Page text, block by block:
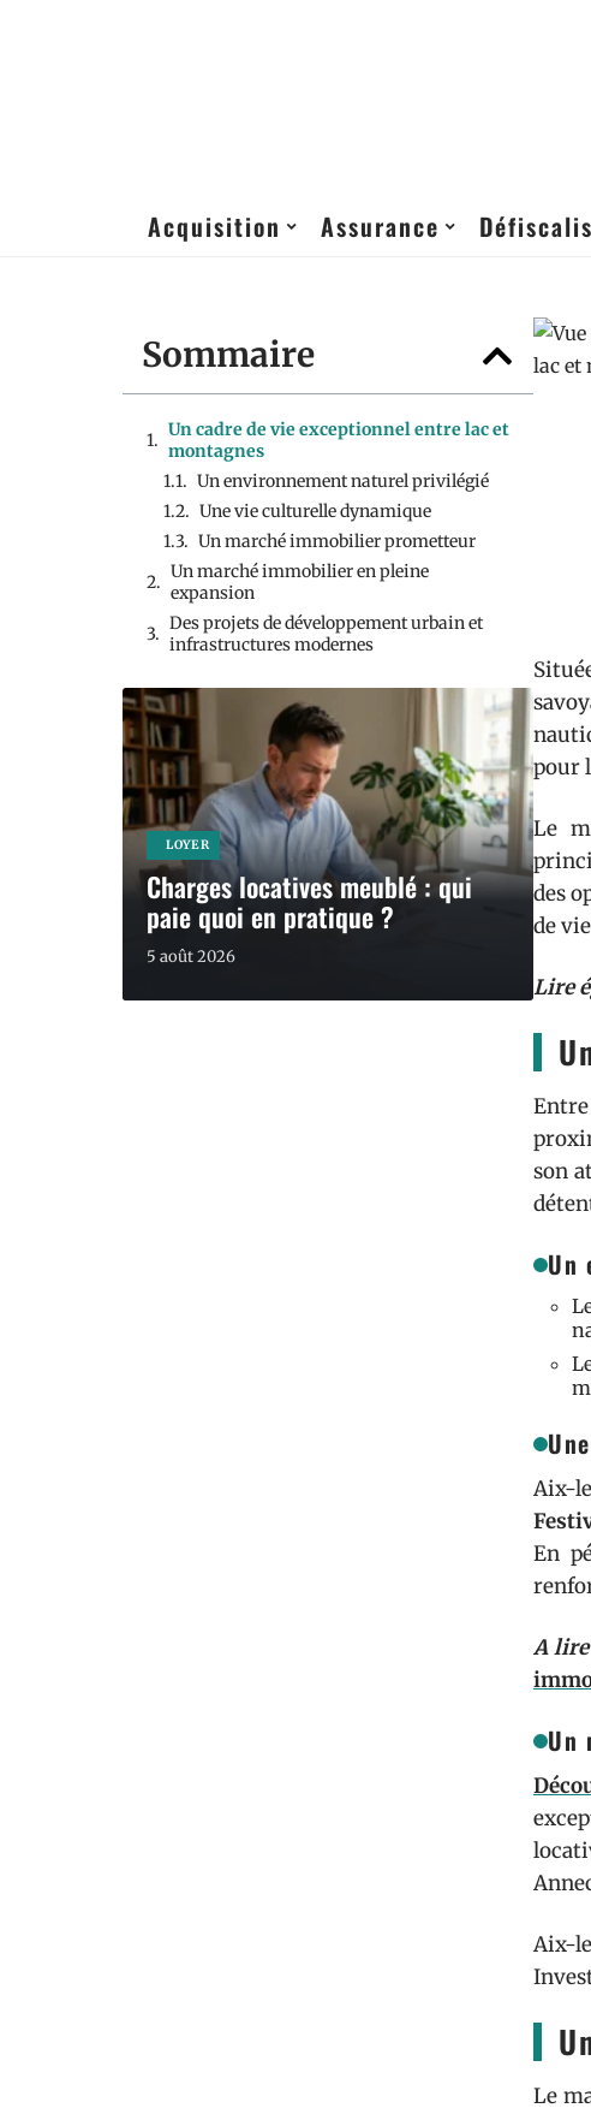
Acquisition Assurance
Sommaire
Un cadre de vie exceptionnel entre lac et
montagnes
Un environnement naturel privilégié
Une vie culturelle dynamique
Un marché immobilier prometteur
Un marché immobilier en pleine
expansion
Des projets de développement urbain et
infrastructures modernes
LOYER
Charges locatives meublé : qui
paie quoi en pratique ?
5 août 2026
pour
Le
des
de
Lire
son
Un
Aix-
En
A
Un
Aix-
Le